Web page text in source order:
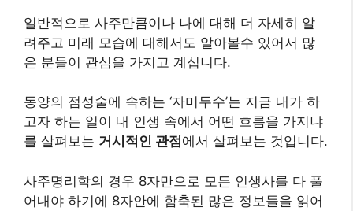
일반적으로 사주만큼이나 나에 대해 더 자세히 알
려주고 미래 모습에 대해서도 알아볼수 있어서 많
은 분들이 관심을 가지고 계십니다.
동양의 점성술에 속하는 ‘자미두수’는 지금 내가 하
고자 하는 일이 내 인생 속에서 어떤 흐름을 가지냐
를 살펴보는 거시적인 관점 에서 살펴보는 것입니다.
사주명리학의 경우 8자만으로 모든 인생사를 다 풀
어내야 하기에 8자안에 함축된 많은 정보들을 읽어